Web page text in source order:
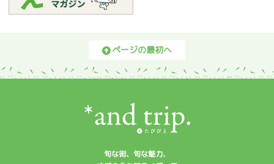
ページの最初へ
旬な街、旬な魅力、